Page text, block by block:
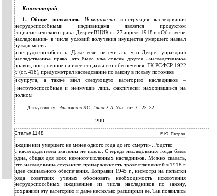
Комментарий
1. Общие положения. Исторически конструкция наследования
нетрудоспособными иждивенцами является продуктом
социалистического права. Декрет ВЦИК от 27 апреля 1918 г. «Об отмене
наследования» в числе условий получения имущества умершего назвал
нуждаемость
инетрудоспособность. Даже если не считать, что Декрет упразднил
наследственное право, это было уже совсем другое «наследственное
право», построенное на идее социального обеспечения. ГК РСФСР 1922
г.1(ст. 418), предусмотрел наследование по закону в пользу потомков
исупруга, а также ввел следующую категорию наследников –
«нетрудоспособные и неимущие лица, фактически находившиеся на
полном
1 Дискуссию см.:Антимонов Б.С., Граве К.А. Указ. соч. С. 23–32.
299
Статья 1148 Е.Ю. Петров
иждивении умершего не менее одного года до его смерти». Родство
с наследодателем значения не имело. Очередь наследования тогда была
одна, общая для всех немногочисленных наследников. Можно сказать,
что наследование сохранило приверженность провозглашенной в 1918 г.
идее социального обеспечения. Поправки 1945 г., несмотря на попытки
ряда советских ученых обосновать необходимость исключения
нетрудоспособных иждивенцев из числа наследников по закону,
сохранили эту категорию и даже несколько расширили ее. Так появились